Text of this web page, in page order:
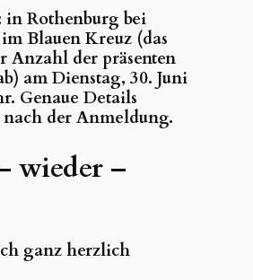
Rothenburg bei
Blauen Kreuz (das
Anzahl der präsenten
am Dienstag, 30. Juni
Genaue Details
der Anmeldung.
wieder –
ganz herzlich